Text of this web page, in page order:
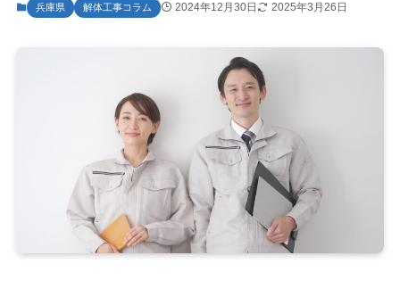
兵庫県 解体工事コラム 2024年12月30日 2025年3月26日